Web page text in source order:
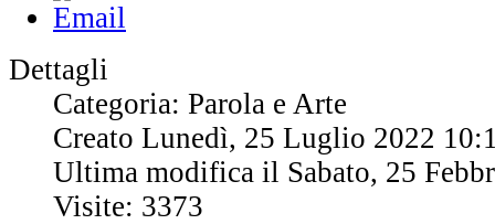
Dettagli
Categoria: Parola e Arte
Creato Lunedì, 25 Luglio 2022
Ultima modifica il Sabato, 25
Visite: 3373